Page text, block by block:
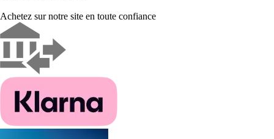
Achetez sur notre site en toute confiance